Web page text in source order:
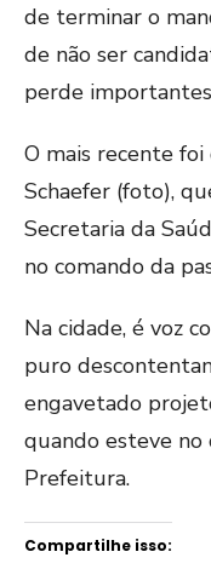
de terminar o
de não ser
perde
O mais recente
Schaefer (foto),
Secretaria da
no comando da
Na cidade, é voz
puro
engavetado
quando esteve
Prefeitura.
Compartilhe isso: